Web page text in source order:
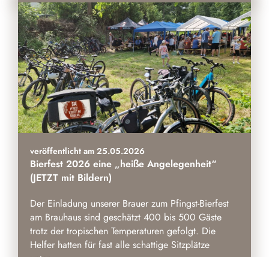
veröffentlicht am 25.05.2026
Bierfest 2026 eine „heiße Angelegenheit“
(JETZT mit Bildern)
Der Einladung unserer Brauer zum Pfingst-Bierfest
am Brauhaus sind geschätzt 400 bis 500 Gäste
trotz der tropischen Temperaturen gefolgt. Die
Helfer hatten für fast alle schattige Sitzplätze